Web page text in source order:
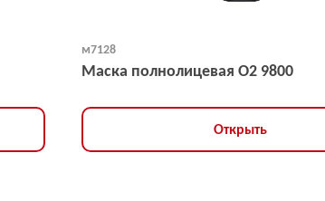
м7128
Маска полнолицевая O2 9800
Открыть